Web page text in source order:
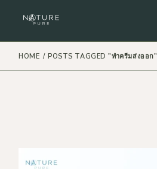
HOME POSTS TAGGED "ทำครีมส่งออก"